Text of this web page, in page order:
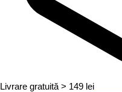
Livrare gratuită > 149 lei